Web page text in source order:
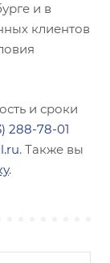
и в
клиентов
и сроки
288-78-01
. Также вы
.